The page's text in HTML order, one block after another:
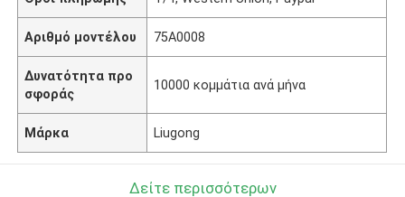
Αριθμό μοντέλου 75Α0008
Δυνατότητα προ
σφοράς
10000 κομμάτια ανά μήνα
Μάρκα Liugong
Δείτε περισσότερων